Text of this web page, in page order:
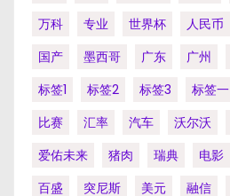
万科
专业 世界杯 人民币
国产
墨西哥 广东 广州
标签1
标签2 标签3 标签一
比赛
汇率 汽车 沃尔沃
爱佑未来
猪肉 瑞典 电影
百盛
突尼斯 美元 融信